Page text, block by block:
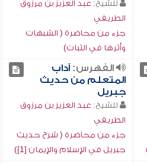
للشيخ: عبد العزيز بن مرزوق
الطريفي
جزء من محاضرة ( الشبهات
وأثرها في الثبات)
الفهرس:آداب
المتعلم من حديث
جبريل
للشيخ: عبد العزيز بن مرزوق
الطريفي
جزء من محاضرة ( شرح حديث
جبريل في الإسلام والإيمان [1])